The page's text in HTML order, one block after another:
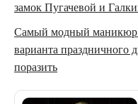
замок Пугачевой и
Самый модный маникюр
варианта праздничного
поразить